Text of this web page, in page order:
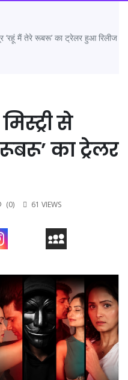
‘रहूं मैं तेरे रूबरू’ का ट्रेलर हुआ रिलीज
से
का ट्रेलर
(0) 61 VIEWS